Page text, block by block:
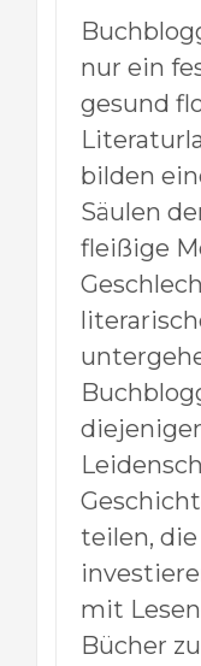
nur ein
gesund
bilden
Säulen
fleißige
teilen,
mit
Bücher